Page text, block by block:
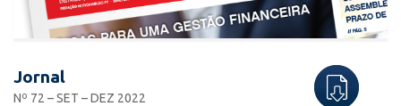
Jornal
Nº 72 – SET – DEZ 2022